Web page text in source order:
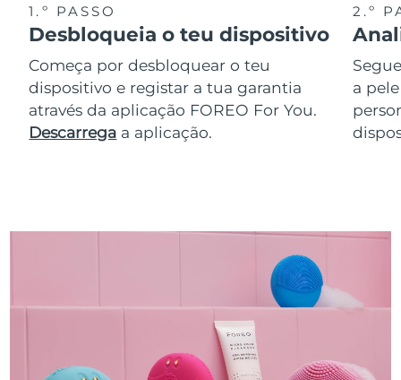
1.º PASSO
Desbloqueia o teu dispositivo
Começa por desbloquear o teu
dispositivo e registar a tua garantia
através da aplicação FOREO For You.
Descarrega a aplicação.
2.º
a